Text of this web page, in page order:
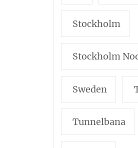
Stockholm
Stockholm
Sweden
Tunnelbana